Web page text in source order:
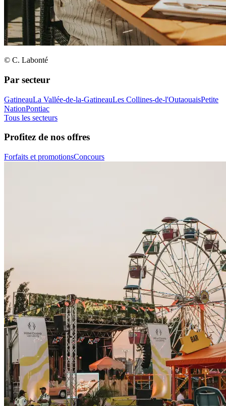
© C. Labonté
Par secteur
GatineauLa Vallée-de-la-GatineauLes Collines-de-l'OutaouaisPetite
NationPontiac
Tous les secteurs
Profitez de nos offres
Forfaits et promotionsConcours